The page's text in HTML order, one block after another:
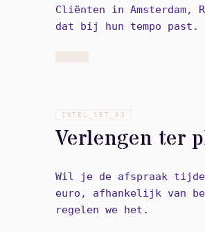
Cliënten in Amsterdam,
dat bij hun tempo past.
INTEL_SET_ 03
Verlengen ter
Wil je de afspraak
euro, afhankelijk van
regelen we het.